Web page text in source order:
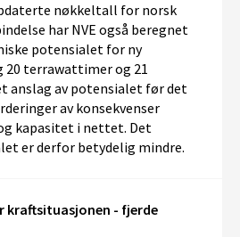
nøkkeltall for norsk
har NVE også beregnet
potensialet for ny
20 terrawattimer og 21
anslag av potensialet før det
av konsekvenser
kapasitet i nettet. Det
er derfor betydelig mindre.
- fjerde